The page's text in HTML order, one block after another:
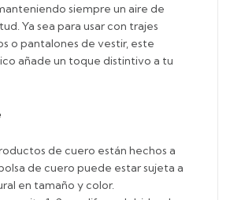
siempre un aire de
Ya sea para usar con trajes
o pantalones de vestir, este
añade un toque distintivo a tu
de cuero están hechos a
de cuero puede estar sujeta a
en tamaño y color.